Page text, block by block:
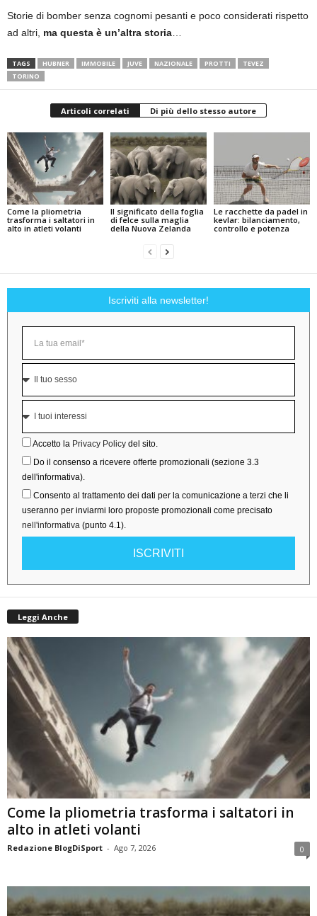
Storie di bomber senza cognomi pesanti e poco considerati rispetto
ad altri, ma questa è un’altra storia…
TAGS HUBNER IMMOBILE JUVE NAZIONALE PROTTI
TEVEZ
TORINO
Articoli correlati Di più dello stesso autore
Come la pliometria
trasforma i saltatori in
alto in atleti volanti
Il significato della foglia
di felce sulla maglia
della Nuova Zelanda
Le racchette da padel in
kevlar: bilanciamento,
controllo e potenza
Iscriviti alla newsletter!
Accetto la Privacy Policy del sito.
Do il consenso a ricevere offerte promozionali (sezione 3.3
dell'informativa).
Consento al trattamento dei dati per la comunicazione a terzi che li
useranno per inviarmi loro proposte promozionali come precisato
nell'informativa (punto 4.1).
ISCRIVITI
Leggi Anche
Come la pliometria trasforma i saltatori in
alto in atleti volanti
Redazione BlogDiSport - Ago 7, 2026 0